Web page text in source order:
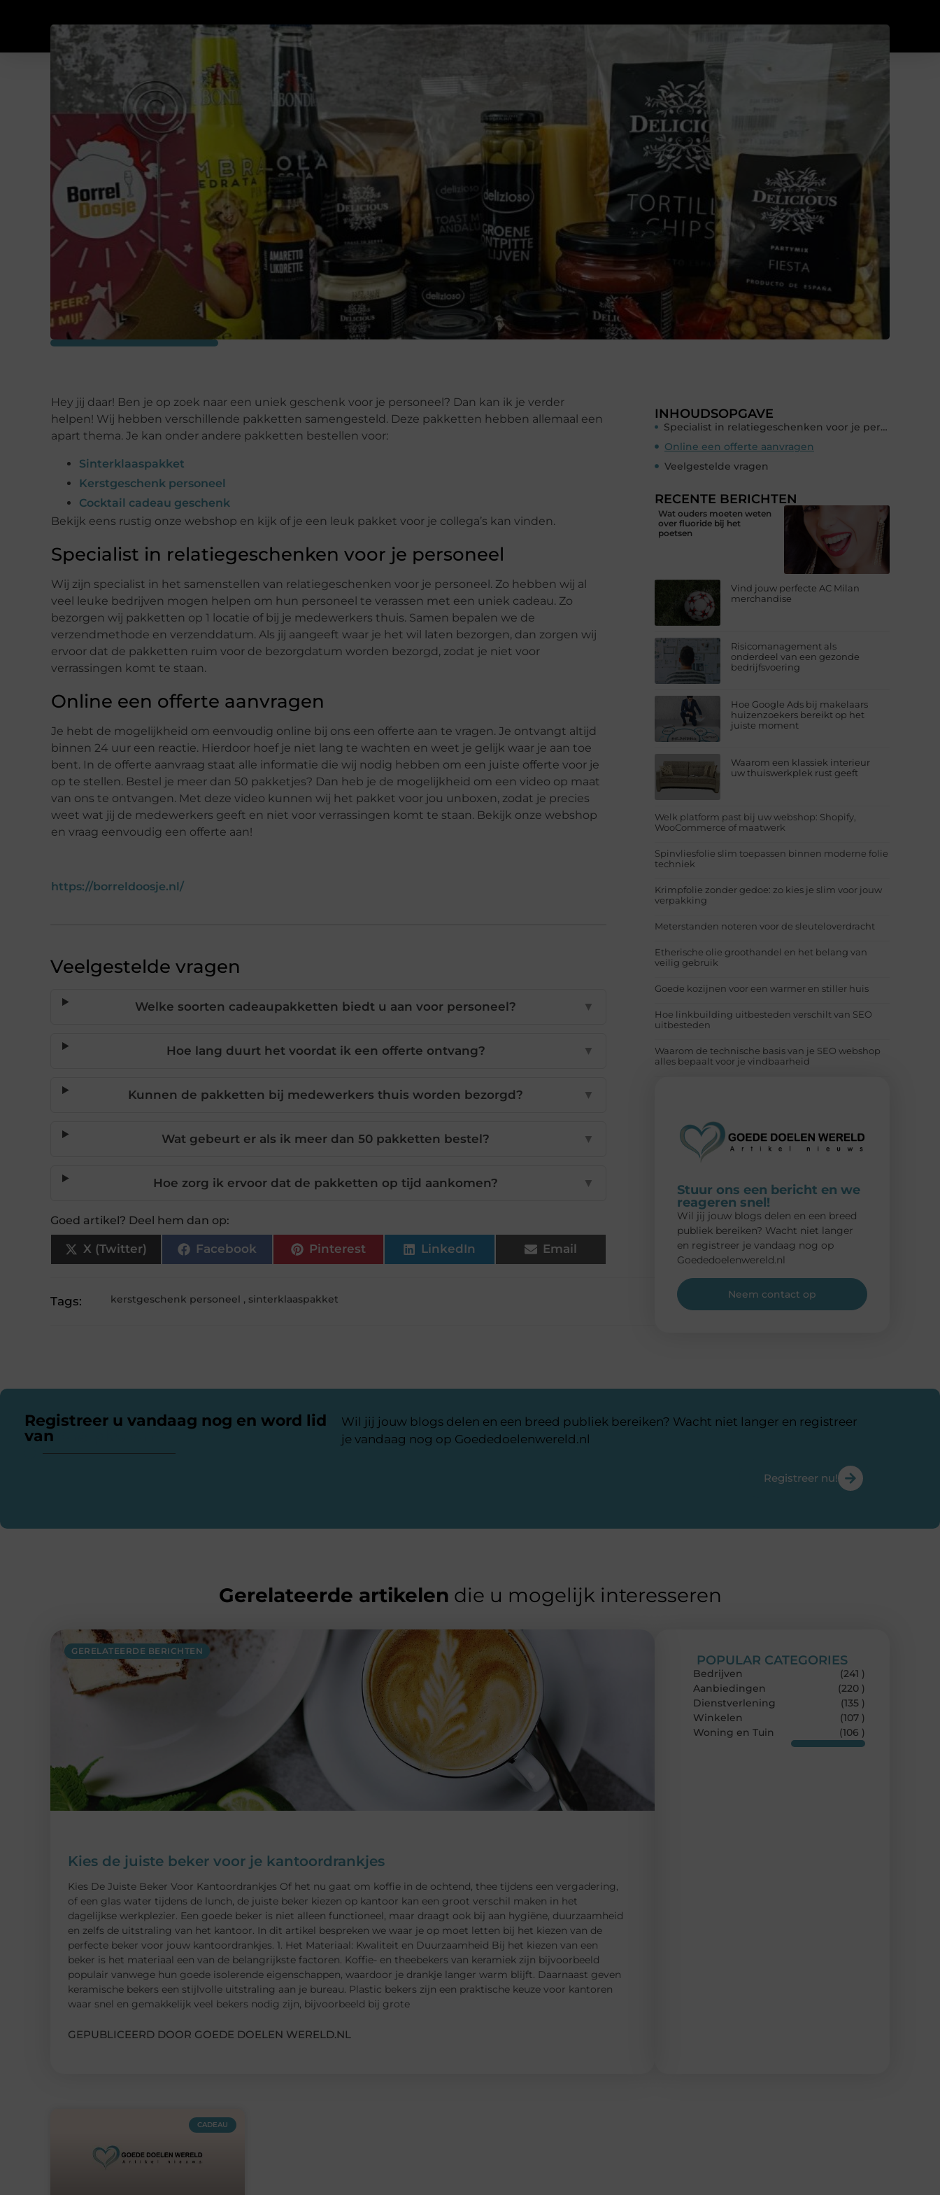
Hey jij daar! Ben je op zoek naar een uniek geschenk voor je personeel? Dan kan ik je verder
helpen! Wij hebben verschillende pakketten samengesteld. Deze pakketten hebben allemaal een
apart thema. Je kan onder andere pakketten bestellen voor:
Sinterklaaspakket
Kerstgeschenk personeel
Cocktail cadeau geschenk
Bekijk eens rustig onze webshop en kijk of je een leuk pakket voor je collega’s kan vinden.
Specialist in relatiegeschenken voor je personeel
Wij zijn specialist in het samenstellen van relatiegeschenken voor je personeel. Zo hebben wij al
veel leuke bedrijven mogen helpen om hun personeel te verassen met een uniek cadeau. Zo
bezorgen wij pakketten op 1 locatie of bij je medewerkers thuis. Samen bepalen we de
verzendmethode en verzenddatum. Als jij aangeeft waar je het wil laten bezorgen, dan zorgen wij
ervoor dat de pakketten ruim voor de bezorgdatum worden bezorgd, zodat je niet voor
verrassingen komt te staan.
Online een offerte aanvragen
Je hebt de mogelijkheid om eenvoudig online bij ons een offerte aan te vragen. Je ontvangt altijd
binnen 24 uur een reactie. Hierdoor hoef je niet lang te wachten en weet je gelijk waar je aan toe
bent. In de offerte aanvraag staat alle informatie die wij nodig hebben om een juiste offerte voor je
op te stellen. Bestel je meer dan 50 pakketjes? Dan heb je de mogelijkheid om een video op maat
van ons te ontvangen. Met deze video kunnen wij het pakket voor jou unboxen, zodat je precies
weet wat jij de medewerkers geeft en niet voor verrassingen komt te staan. Bekijk onze webshop
en vraag eenvoudig een offerte aan!
https://borreldoosje.nl/
Veelgestelde vragen
Welke soorten cadeaupakketten biedt u aan voor personeel? ▼
Hoe lang duurt het voordat ik een offerte ontvang? ▼
Kunnen de pakketten bij medewerkers thuis worden bezorgd? ▼
Wat gebeurt er als ik meer dan 50 pakketten bestel? ▼
Hoe zorg ik ervoor dat de pakketten op tijd aankomen? ▼
Goed artikel? Deel hem dan op:
X (Twitter) Facebook Pinterest LinkedIn Email
Tags: kerstgeschenk personeel , sinterklaaspakket
INHOUDSOPGAVE
Specialist in relatiegeschenken voor je personeel
Online een offerte aanvragen
Veelgestelde vragen
RECENTE BERICHTEN
Wat ouders moeten weten
over fluoride bij het
poetsen
Vind jouw perfecte AC Milan
merchandise
Risicomanagement als
onderdeel van een gezonde
bedrijfsvoering
Hoe Google Ads bij makelaars
huizenzoekers bereikt op het
juiste moment
Waarom een klassiek interieur
uw thuiswerkplek rust geeft
Welk platform past bij uw webshop: Shopify,
WooCommerce of maatwerk
Spinvliesfolie slim toepassen binnen moderne folie
techniek
Krimpfolie zonder gedoe: zo kies je slim voor jouw
verpakking
Meterstanden noteren voor de sleuteloverdracht
Etherische olie groothandel en het belang van
veilig gebruik
Goede kozijnen voor een warmer en stiller huis
Hoe linkbuilding uitbesteden verschilt van SEO
uitbesteden
Waarom de technische basis van je SEO webshop
alles bepaalt voor je vindbaarheid
Stuur ons een bericht en we
reageren snel!
Wil jij jouw blogs delen en een breed
publiek bereiken? Wacht niet langer
en registreer je vandaag nog op
Goededoelenwereld.nl
Neem contact op
Registreer u vandaag nog en word lid
van
Wil jij jouw blogs delen en een breed publiek bereiken? Wacht niet langer en registreer
je vandaag nog op Goededoelenwereld.nl
Registreer nu!
Gerelateerde artikelen die u mogelijk interesseren
GERELATEERDE BERICHTEN
Kies de juiste beker voor je kantoordrankjes
Kies De Juiste Beker Voor Kantoordrankjes Of het nu gaat om koffie in de ochtend, thee tijdens een vergadering,
of een glas water tijdens de lunch, de juiste beker kiezen op kantoor kan een groot verschil maken in het
dagelijkse werkplezier. Een goede beker is niet alleen functioneel, maar draagt ook bij aan hygiëne, duurzaamheid
en zelfs de uitstraling van het kantoor. In dit artikel bespreken we waar je op moet letten bij het kiezen van de
perfecte beker voor jouw kantoordrankjes. 1. Het Materiaal: Kwaliteit en Duurzaamheid Bij het kiezen van een
beker is het materiaal een van de belangrijkste factoren. Koffie- en theebekers van keramiek zijn bijvoorbeeld
populair vanwege hun goede isolerende eigenschappen, waardoor je drankje langer warm blijft. Daarnaast geven
keramische bekers een stijlvolle uitstraling aan je bureau. Plastic bekers zijn een praktische keuze voor kantoren
waar snel en gemakkelijk veel bekers nodig zijn, bijvoorbeeld bij grote
GEPUBLICEERD DOOR GOEDE DOELEN WERELD.NL
POPULAR CATEGORIES
Bedrijven
(241 )
Aanbiedingen
(220 )
Dienstverlening
(135 )
Winkelen
(107 )
Woning en Tuin
(106 )
CADEAU